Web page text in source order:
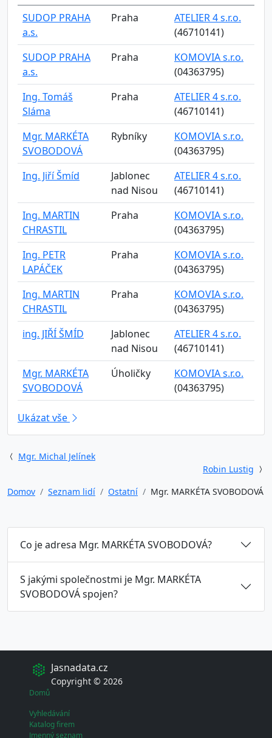
SUDOP PRAHA
a.s.
Praha
ATELIER 4 s.r.o.
(46710141)
SUDOP PRAHA
a.s.
Praha
KOMOVIA s.r.o.
(04363795)
Ing. Tomáš
Sláma
Praha
ATELIER 4 s.r.o.
(46710141)
Mgr. MARKÉTA
SVOBODOVÁ
Rybníky
KOMOVIA s.r.o.
(04363795)
Ing. Jiří Šmíd
Jablonec
nad Nisou
ATELIER 4 s.r.o.
(46710141)
Ing. MARTIN
CHRASTIL
Praha
KOMOVIA s.r.o.
(04363795)
Ing. PETR
LAPÁČEK
Praha
KOMOVIA s.r.o.
(04363795)
Ing. MARTIN
CHRASTIL
Praha
KOMOVIA s.r.o.
(04363795)
ing. JIŘÍ ŠMÍD
Jablonec
nad Nisou
ATELIER 4 s.r.o.
(46710141)
Mgr. MARKÉTA
SVOBODOVÁ
Úholičky
KOMOVIA s.r.o.
(04363795)
Ukázat vše
Mgr. Michal Jelínek
Robin Lustig
Domov
Seznam lidí Ostatní Mgr. MARKÉTA SVOBODOVÁ
Co je adresa Mgr. MARKÉTA SVOBODOVÁ?
S jakými společnostmi je Mgr. MARKÉTA
SVOBODOVÁ spojen?
Jasnadata.cz
Copyright © 2026
Domů
Vyhledávání
Katalog firem
Jmenný seznam